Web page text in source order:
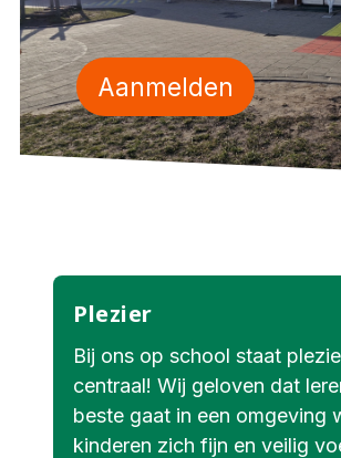
Praktisch
Contact
Aanmelden
Plezier
Bij ons op school staat
centraal! Wij geloven dat
beste gaat in een omgeving
kinderen zich fijn en veilig